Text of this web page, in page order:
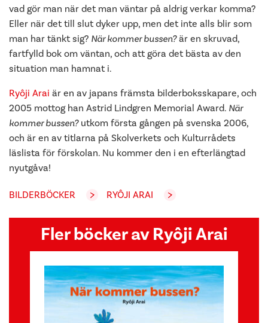
vad gör man när det man väntar på aldrig verkar komma?
Eller när det till slut dyker upp, men det inte alls blir som
man har tänkt sig? När kommer bussen?är en skruvad,
fartfylld bok om väntan, och att göra det bästa av den
situation man hamnat i.
Ryôji Arai är en av japans främsta bilderboksskapare, och
2005 mottog han Astrid Lindgren Memorial Award. När
kommer bussen?utkom första gången på svenska 2006,
och är en av titlarna på Skolverkets och Kulturrådets
läslista för förskolan. Nu kommer den i en efterlängtad
nyutgåva!
BILDERBÖCKER RYÔJI ARAI
Fler böcker av Ryôji Arai